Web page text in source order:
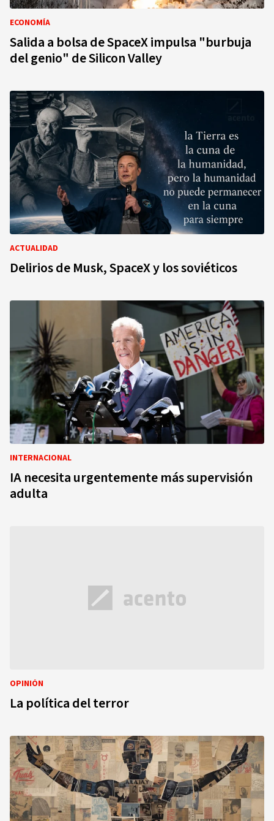
ECONOMÍA
Salida a bolsa de SpaceX impulsa "burbuja
del genio" de Silicon Valley
ACTUALIDAD
Delirios de Musk, SpaceX y los soviéticos
INTERNACIONAL
IA necesita urgentemente más supervisión
adulta
OPINIÓN
La política del terror